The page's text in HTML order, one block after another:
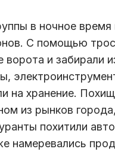
в ночное
С помощью
и забирали
на хранение.
из рынков
похитили
намеревались